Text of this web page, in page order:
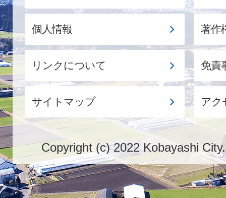
個人情報 著作
リンクについて 免責
サイトマップ アク
Copyright (c) 2022 Kobayashi